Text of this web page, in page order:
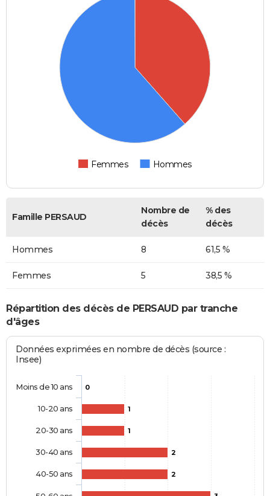
Femmes Hommes
Famille PERSAUD
Nombre de
décès
% des
décès
Hommes 8 61,5 %
Femmes 5 38,5 %
Répartition des décès de PERSAUD par tranche
d'âges
Données exprimées en nombre de décès (source :
Insee)
0
1
1
2
2
Moins de 10 ans
10-20 ans
20-30 ans
30-40 ans
40-50 ans